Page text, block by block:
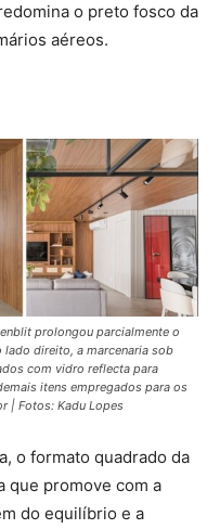
o preto fosco da
aéreos.
prolongou parcialmente o
direito, a marcenaria sob
com vidro reflecta para
itens empregados para os
| Fotos: Kadu Lopes
o formato quadrado da
que promove com a
do equilíbrio e a